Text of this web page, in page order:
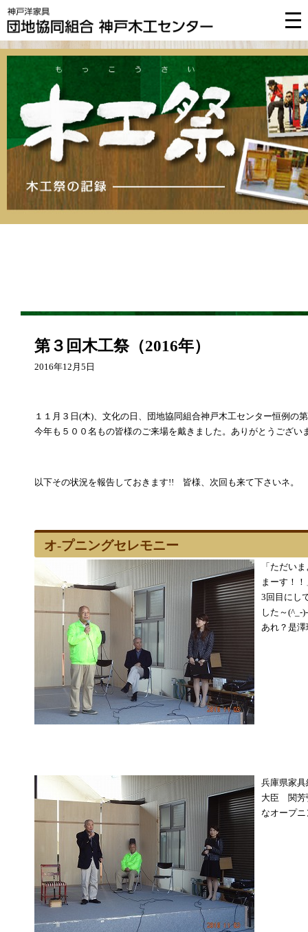
第３回木工祭（2016年）
2016年12月5日
１１月３日(木)、文化の日、団地協同組合神戸木工センター恒例の
今年も５００名もの皆様のご来場を戴きました。ありがとうござい
以下その状況を報告しておきます!! 皆様、次回も来て下さいネ。
オ-プニングセレモニー
「ただい
まーす！！
3回目にし
した～(^_-
あれ？是
兵庫県家
大臣 関芳
なオープ